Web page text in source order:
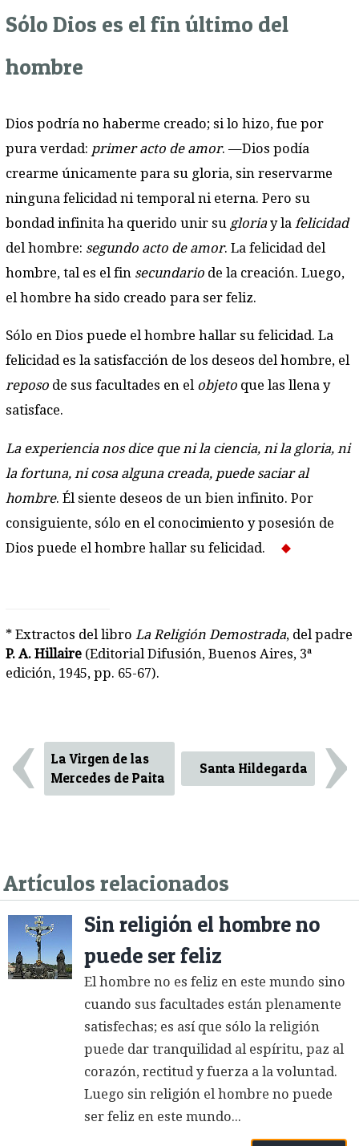
Sólo Dios es el fin último del
hombre
Dios podría no haberme creado; si lo hizo, fue por
pura verdad: primer acto de amor. —Dios podía
crearme únicamente para su gloria, sin reservarme
ninguna felicidad ni temporal ni eterna. Pero su
bondad infinita ha querido unir su gloriay la felicidad
del hombre: segundo acto de amor. La felicidad del
hombre, tal es el fin secundario de la creación. Luego,
el hombre ha sido creado para ser feliz.
Sólo en Dios puede el hombre hallar su felicidad. La
felicidad es la satisfacción de los deseos del hombre, el
reposo de sus facultades en el objeto que las llena y
satisface.
La experiencia nos dice que ni la ciencia, ni la gloria, ni
la fortuna, ni cosa alguna creada, puede saciar al
hombre. Él siente deseos de un bien infinito. Por
consiguiente, sólo en el conocimiento y posesión de
Dios puede el hombre hallar su felicidad.
* Extractos del libro La Religión Demostrada, del padre
P. A. Hillaire (Editorial Difusión, Buenos Aires, 3ª
edición, 1945, pp. 65-67).
‹
La Virgen de las
Mercedes de Paita
Santa Hildegarda ›
Artículos relacionados
Sin religión el hombre no
puede ser feliz
El hombre no es feliz en este mundo sino
cuando sus facultades están plenamente
satisfechas; es así que sólo la religión
puede dar tranquilidad al espíritu, paz al
corazón, rectitud y fuerza a la voluntad.
Luego sin religión el hombre no puede
ser feliz en este mundo...